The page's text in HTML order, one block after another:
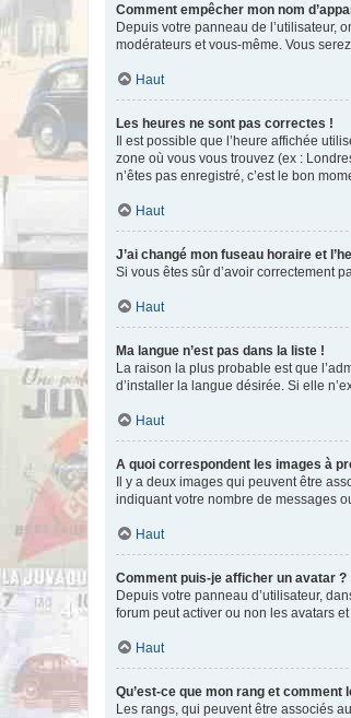
Comment empêcher mon nom
Depuis votre panneau de l’utilisateur,
modérateurs et vous-même. Vous
Haut
Les heures ne sont pas correctes !
Il est possible que l’heure affichée
zone où vous vous trouvez (ex :
n’êtes pas enregistré, c’est le bon
Haut
J’ai changé mon fuseau horaire et
Si vous êtes sûr d’avoir correctement
Haut
Ma langue n’est pas dans la liste !
La raison la plus probable est que
d’installer la langue désirée. Si elle
Haut
A quoi correspondent les images à
Il y a deux images qui peuvent être
indiquant votre nombre de messages
Haut
Comment puis-je afficher un avatar ?
Depuis votre panneau d’utilisateur,
forum peut activer ou non les avatars
Haut
Qu’est-ce que mon rang et comment
Les rangs, qui peuvent être associés